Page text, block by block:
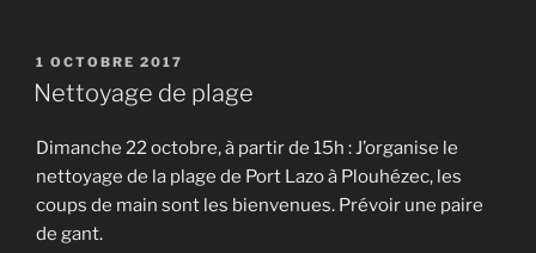
PUBLIÉ
LE
1 OCTOBRE 2017
Nettoyage de plage
Dimanche 22 octobre, à partir de 15h : J’organise le
nettoyage de la plage de Port Lazo à Plouhézec, les
coups de main sont les bienvenues. Prévoir une paire
de gant.